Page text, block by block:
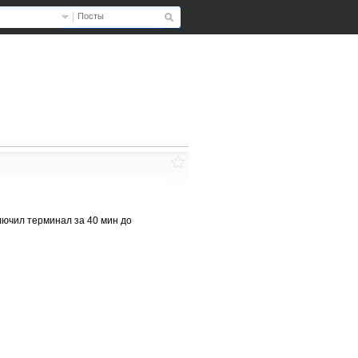
Посты
терминал за 40 мин до